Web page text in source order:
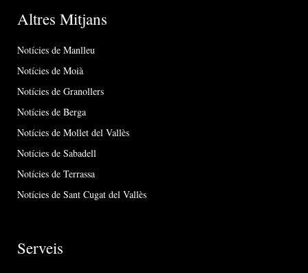
Altres Mitjans
Notícies de Manlleu
Notícies de Moià
Notícies de Granollers
Notícies de Berga
Notícies de Mollet del Vallès
Notícies de Sabadell
Notícies de Terrassa
Notícies de Sant Cugat del Vallès
Serveis